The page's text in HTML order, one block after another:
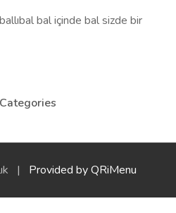
bal içinde bal sizde bir
| Provided by QRiMenu